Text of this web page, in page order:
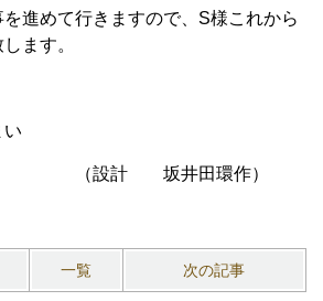
進めて行きますので、S様これから
ます。
い
井田環作）
一覧 次の記事